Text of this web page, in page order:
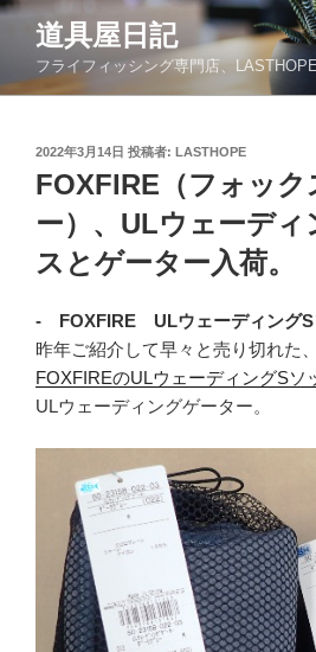
コ
ン
道具屋日記
フライフィッシング専門店、
投
稿
日:
2022年3月14日 投稿者: LASTHOPE
FOXFIRE（フォッ
ー）、ULウェーディ
スとゲーター入荷。
- FOXFIRE ULウェーディング
昨年ご紹介して早々と売り切れた、
FOXFIREのULウェーディングSソ
ULウェーディングゲーター。